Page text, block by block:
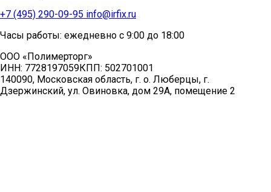
+7 (495) 290-09-95 info@irfix.ru
Часы работы: ежедневно с 9:00 до 18:00
ООО «Полимерторг»
ИНН: 7728197059КПП: 502701001
140090, Московская область, г. о. Люберцы, г.
Дзержинский, ул. Овиновка, дом 29А, помещение 2